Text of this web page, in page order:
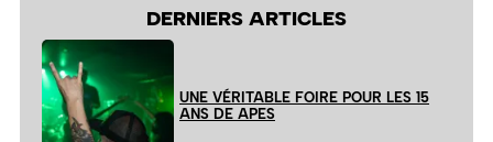
DERNIERS ARTICLES
UNE VÉRITABLE FOIRE POUR LES 15
ANS DE APES